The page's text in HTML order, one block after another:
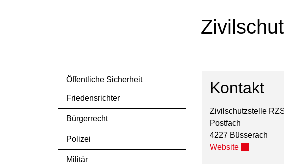
Öffentliche Sicherheit
Friedensrichter
Bürgerrecht
Polizei
Militär
Kontakt
Zivilschutzstelle
Postfach
4227 Büsserach
WebsiteExterner